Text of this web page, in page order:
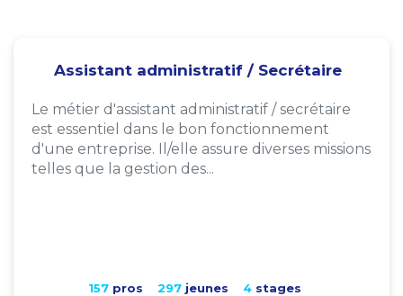
Assistant administratif / Secrétaire
Le métier d'assistant administratif / secrétaire
est essentiel dans le bon fonctionnement
d'une entreprise. Il/elle assure diverses missions
telles que la gestion des...
157pros 297jeunes 4stages